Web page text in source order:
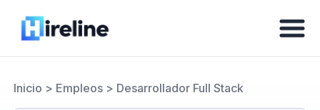
Inicio > Empleos> Desarrollador Full Stack